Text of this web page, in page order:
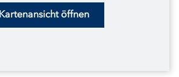
Kartenansicht öffnen